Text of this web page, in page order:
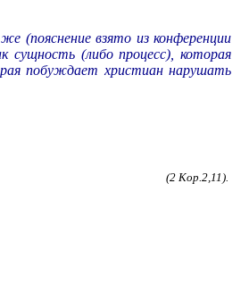
(пояснение взято из конференции
(либо процесс), которая
побуждает христиан нарушать
(2 Кор.2,11).